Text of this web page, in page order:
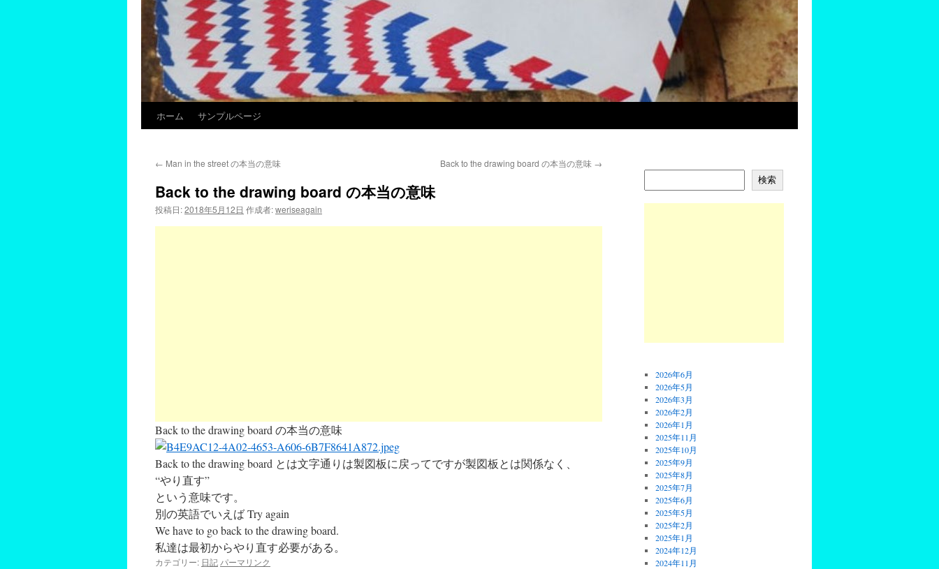
ホーム サンプルページ
← Man in the street の本当の意味 Back to the drawing board の本当の意味 →
Back to the drawing board の本当の意味
投稿日:2018年5月12日 作成者:weriseagain
Back to the drawing board の本当の意味
Back to the drawing board とは文字通りは製図板に戻ってですが製図板とは関係なく、
“やり直す”
という意味です。
別の英語でいえば Try again
We have to go back to the drawing board.
私達は最初からやり直す必要がある。
カテゴリー: 日記 パーマリンク
検索
2026年6月
2026年5月
2026年3月
2026年2月
2026年1月
2025年11月
2025年10月
2025年9月
2025年8月
2025年7月
2025年6月
2025年5月
2025年2月
2025年1月
2024年12月
2024年11月